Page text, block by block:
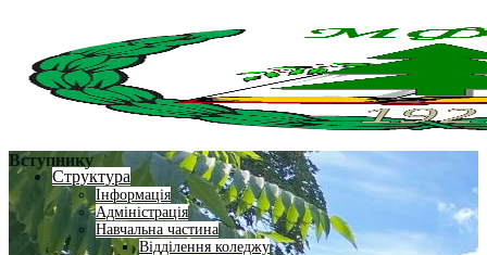
Структура
Інформація
Адміністрація
Навчальна частина
Відділення коледжу
Вступнику